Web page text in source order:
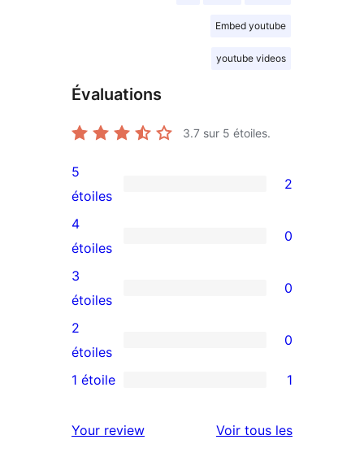
Embed youtube
youtube videos
Évaluations
3.7 sur 5 étoiles.
2
avis
à
5
étoiles
5
étoiles
2
0
avis
à
4
étoile
4
étoiles
0
0
avis
à
3
3
étoiles
0
0
avis
2
2
étoiles
0
à
1 étoile 1
Your review Voir tous lesavis